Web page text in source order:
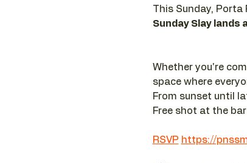
This Sunday,
Sunday Slay lands
Whether you're
space where
From sunset until
Free shot at the
RSVP https://